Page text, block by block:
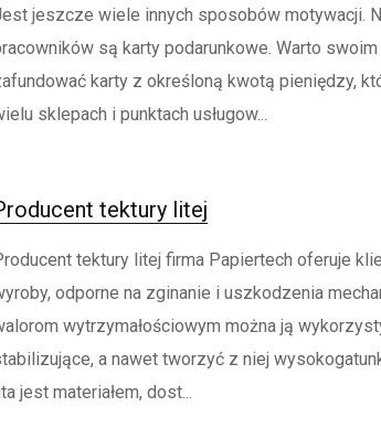
jeszcze wiele innych sposobów motywacji.
są karty podarunkowe. Warto
karty z określoną kwotą pieniędzy,
sklepach i punktach usługow...
tektury litej
tektury litej firma Papiertech oferuje
odporne na zginanie i uszkodzenia
wytrzymałościowym można ją
a nawet tworzyć z niej
jest materiałem, dost...